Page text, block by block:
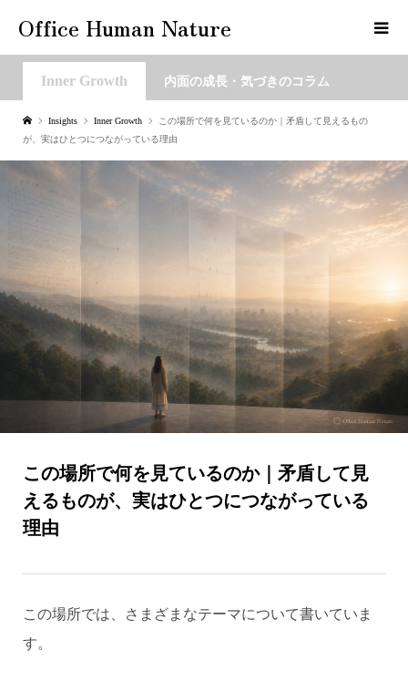
Office Human Nature
Inner Growth 内面の成長・気づきのコラム
Insights Inner Growth
この場所で何を見ているのか｜矛盾して見えるもの
が、実はひとつにつながっている理由
この場所で何を見ているのか｜矛盾して見
えるものが、実はひとつにつながっている
理由
この場所では、さまざまなテーマについて書いていま
す。